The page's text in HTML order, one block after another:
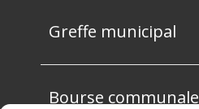
Greffe municipal
Bourse communale